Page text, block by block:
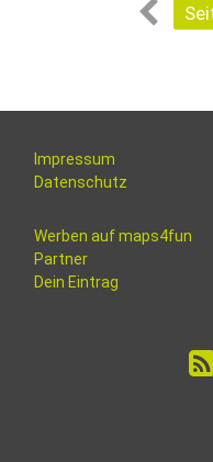
Impressum
Datenschutz
Werben auf maps4fun
Partner
Dein Eintrag